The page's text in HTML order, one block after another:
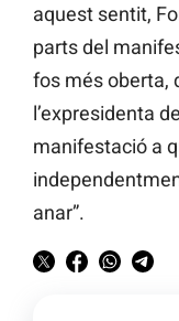
aquest sentit,
parts del
fos més oberta,
l’expresidenta
manifestació a
anar”.